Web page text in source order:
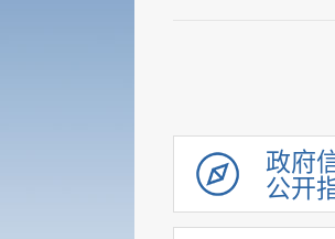
政府
公开
民生领域信息公